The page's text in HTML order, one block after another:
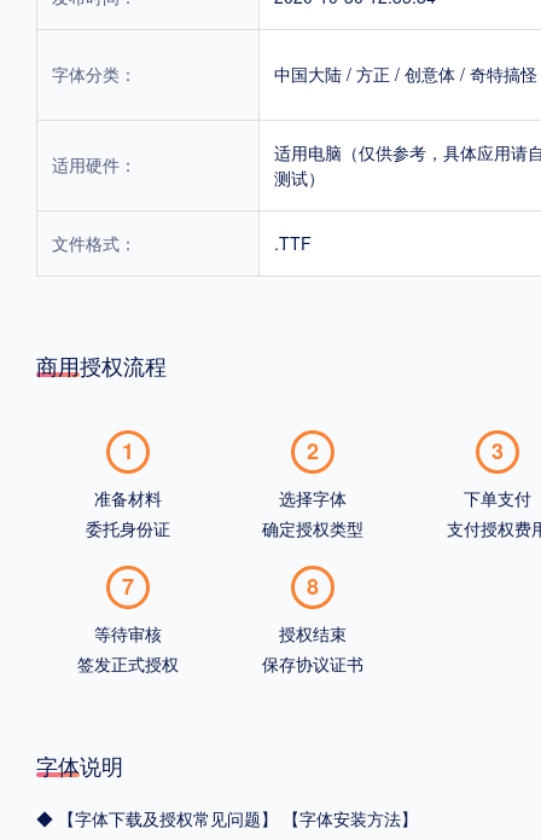
字体分类： 中国大陆 / 方正 / 创意体 / 奇特搞怪
适用硬件：
适用电脑（仅供参考，具体应用请
测试）
文件格式： .TTF
商用授权流程
1
准备材料
委托身份证
2
选择字体
确定授权类型
3
下单支付
支付授权费
7
等待审核
签发正式授权
8
授权结束
保存协议证书
字体说明
◆ 【字体下载及授权常见问题】
【字体安装方法】